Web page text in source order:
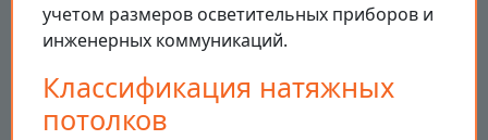
учетом размеров осветительных приборов и
инженерных коммуникаций.
Классификация натяжных
потолков